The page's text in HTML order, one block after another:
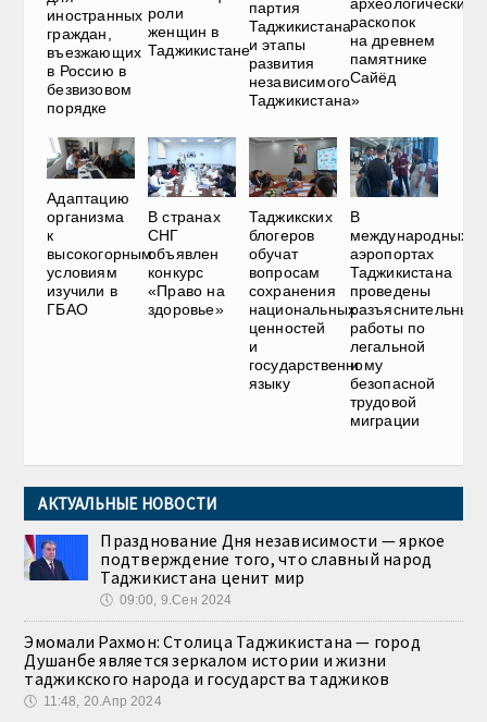
иностранных
граждан,
въезжающих
в Россию в
безвизовом
порядке
роли
женщин в
Таджикистане
партия
Таджикистана
и этапы
развития
независимого
Таджикистана»
археологических
раскопок
на древнем
памятнике
Сайёд
Адаптацию
организма
к
высокогорным
условиям
изучили в
ГБАО
В странах
СНГ
объявлен
конкурс
«Право на
здоровье»
Таджикских
блогеров
обучат
вопросам
сохранения
национальных
ценностей
и
государственному
языку
В
международных
аэропортах
Таджикистана
проведены
разъяснительные
работы по
легальной
и
безопасной
трудовой
миграции
АКТУАЛЬНЫЕ НОВОСТИ
Празднование Дня независимости — яркое
подтверждение того, что славный народ
Таджикистана ценит мир
🕔 09:00, 9.Сен 2024
Эмомали Рахмон: Столица Таджикистана — город
Душанбе является зеркалом истории и жизни
таджикского народа и государства таджиков
🕔 11:48, 20.Апр 2024